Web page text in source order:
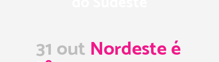
31 out Nordeste é